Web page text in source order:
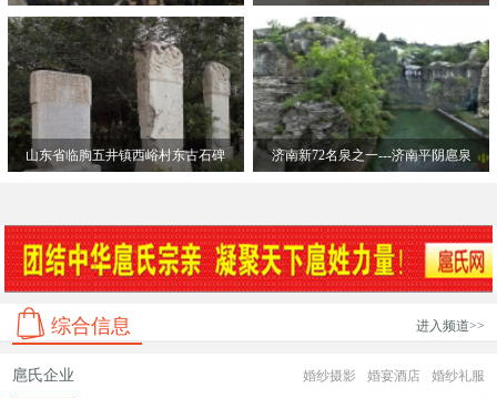
山东省临朐五井镇西峪村东古石碑 济南新72名泉之一---济南平阴扈泉
综合信息 进入频道>>
婚纱摄影 婚宴酒店 婚纱礼服
扈氏企业